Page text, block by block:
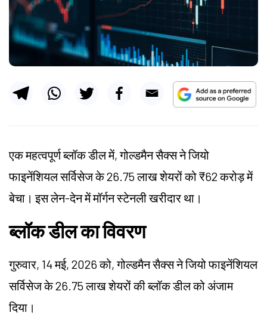
एक महत्वपूर्ण ब्लॉक डील में, गोल्डमैन सैक्स ने जियो
फाइनेंशियल सर्विसेज के 26.75 लाख शेयरों को ₹62 करोड़ में
बेचा। इस लेन-देन में मॉर्गन स्टेनली खरीदार था।
ब्लॉक डील का विवरण
गुरुवार, 14 मई, 2026 को, गोल्डमैन सैक्स ने जियो फाइनेंशियल
सर्विसेज के 26.75 लाख शेयरों की ब्लॉक डील को अंजाम
दिया।